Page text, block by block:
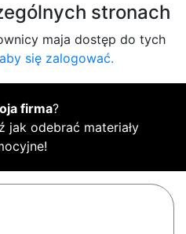
stronach
maja dostęp do tych
się zalogować.
firma?
jak odebrać materiały